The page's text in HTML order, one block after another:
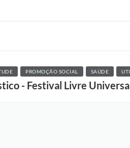
PROMOÇÃO SOCIAL SAÚDE
- Festival Livre